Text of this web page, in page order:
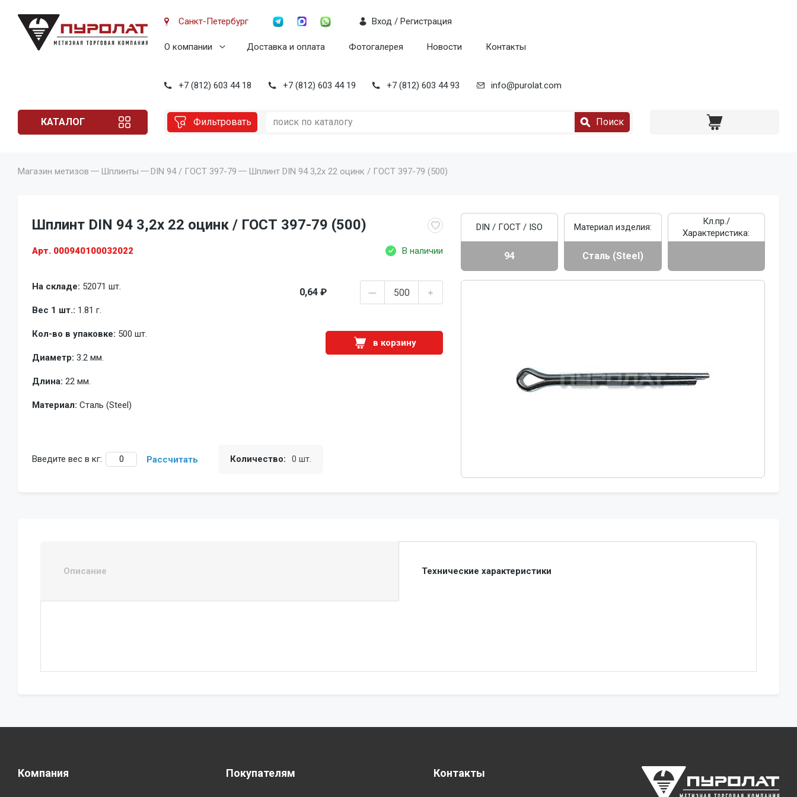
Санкт-Петербург
О компании Доставка и оплата Фотогалерея Новости Контакты
Вход / Регистрация
+7 (812) 603 44 18 +7 (812) 603 44 19 +7 (812) 603 44 93 info@purolat.com
КАТАЛОГ Фильтровать Поиск
Магазин метизов Шплинты DIN 94 / ГОСТ 397-79 Шплинт DIN 94 3,2x 22 оцинк / ГОСТ 397-79 (500)
Шплинт DIN 94 3,2x 22 оцинк / ГОСТ 397-79 (500)
Арт. 000940100032022 В наличии
На складе: 52071 шт.
Вес 1 шт.: 1.81 г.
Кол-во в упаковке: 500 шт.
Диаметр: 3.2 мм.
Длина: 22 мм.
Материал: Сталь (Steel)
0,64 ₽
в корзину
Введите вес в кг: Рассчитать Количество: 0 шт.
DIN / ГОСТ / ISO
94
Материал изделия:
Сталь (Steel)
Кл.пр./
Характеристика:
Описание Технические характеристики
Компания Покупателям Контакты